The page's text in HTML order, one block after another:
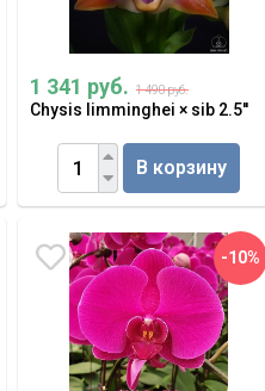
1 341 руб. 1 490 руб.
Chysis limminghei × sib 2.5''
В корзину
-10%